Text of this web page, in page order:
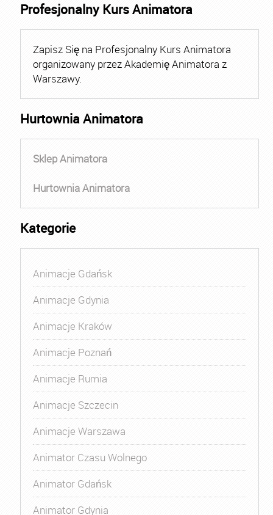
Profesjonalny Kurs Animatora
Zapisz Się na Profesjonalny Kurs Animatora
organizowany przez Akademię Animatora z
Warszawy.
Hurtownia Animatora
Sklep Animatora
Hurtownia Animatora
Kategorie
Animacje Gdańsk
Animacje Gdynia
Animacje Kraków
Animacje Poznań
Animacje Rumia
Animacje Szczecin
Animacje Warszawa
Animator Czasu Wolnego
Animator Gdańsk
Animator Gdynia